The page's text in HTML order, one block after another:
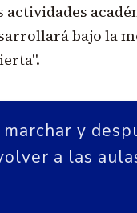
actividades
bajo la
marchar y
a las